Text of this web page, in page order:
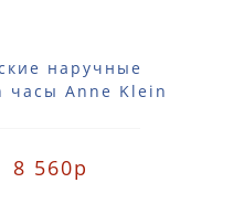
наручные
часы Anne Klein
8 560р